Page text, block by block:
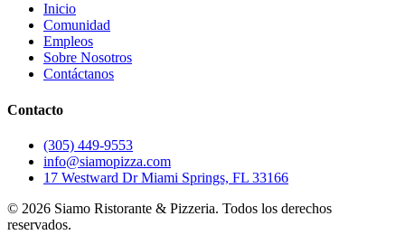
Inicio
Comunidad
Empleos
Sobre Nosotros
Contáctanos
Contacto
(305) 449-9553
info@siamopizza.com
17 Westward Dr Miami Springs, FL 33166
© 2026 Siamo Ristorante & Pizzeria. Todos los derechos
reservados.